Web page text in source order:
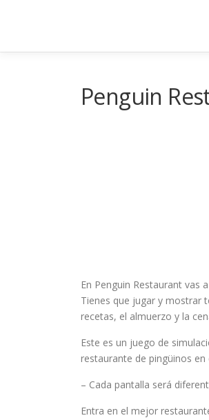
Penguin
En Penguin Restaurant
Tienes que jugar y mostrar
recetas, el almuerzo y la
Este es un juego de
restaurante de pingüinos en
– Cada pantalla será
Entra en el mejor